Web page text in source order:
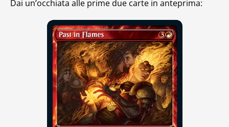
Dai un’occhiata alle prime due carte in anteprima: